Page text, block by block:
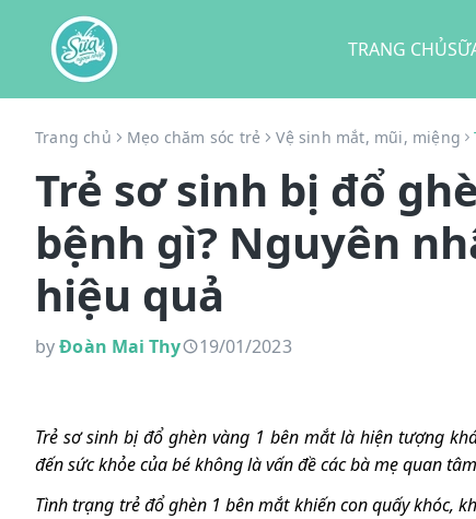
TRANG CHỦ
Trang chủ Mẹo chăm sóc trẻ Vệ sinh mắt, mũi, miệng
Trẻ sơ sinh bị đổ
bệnh gì? Nguyên
hiệu quả
byĐoàn Mai Thy 19/01/2023
Trẻ sơ sinh bị đổ ghèn vàng 1 bên mắt là hiện tượng
đến sức khỏe của bé không là vấn đề các bà mẹ quan
Tình trạng trẻ đổ ghèn 1 bên mắt khiến con quấy khóc,